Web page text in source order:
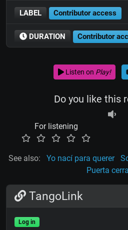
LABEL Contributor access
DURATION Contributor
Listen on Play!
Do you like this
For listening
See also: Yo nací para querer
Puerta
TangoLink
Log in